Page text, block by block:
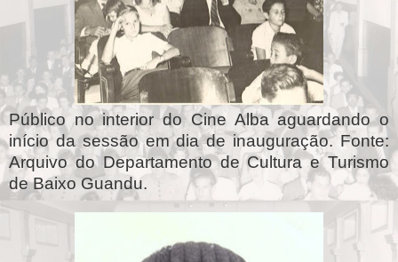
Público no interior do Cine Alba aguardando o
início da sessão em dia de inauguração. Fonte:
Arquivo do Departamento de Cultura e Turismo
de Baixo Guandu.